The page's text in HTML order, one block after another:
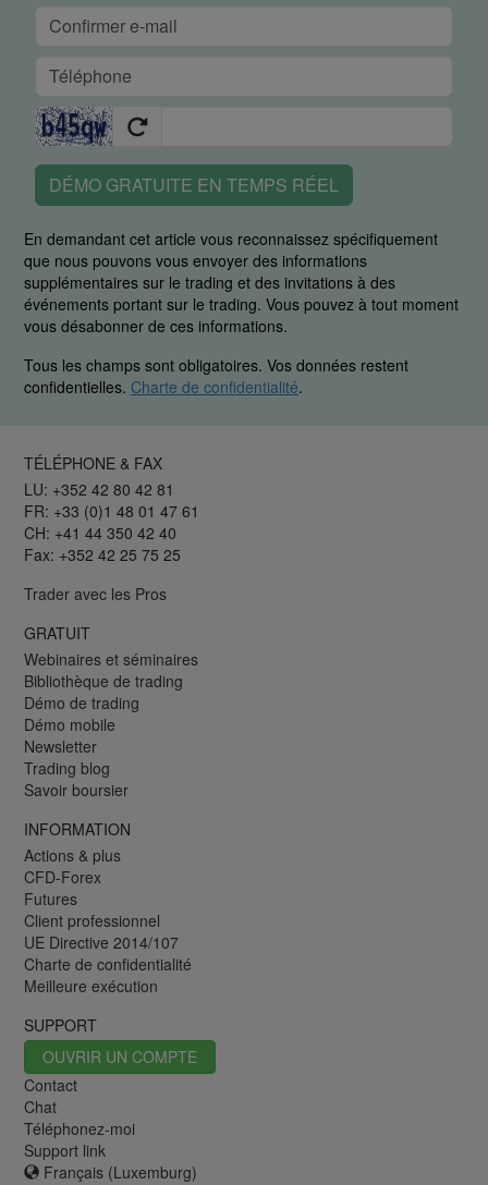
DÉMO GRATUITE EN TEMPS RÉEL
En demandant cet article vous reconnaissez spécifiquement
que nous pouvons vous envoyer des informations
supplémentaires sur le trading et des invitations à des
événements portant sur le trading. Vous pouvez à tout moment
vous désabonner de ces informations.
Tous les champs sont obligatoires. Vos données restent
confidentielles. Charte de confidentialité.
TÉLÉPHONE & FAX
LU: +352 42 80 42 81
FR: +33 (0)1 48 01 47 61
CH: +41 44 350 42 40
Fax: +352 42 25 75 25
Trader avec les Pros
GRATUIT
Webinaires et séminaires
Bibliothèque de trading
Démo de trading
Démo mobile
Newsletter
Trading blog
Savoir boursier
INFORMATION
Actions & plus
CFD-Forex
Futures
Client professionnel
UE Directive 2014/107
Charte de confidentialité
Meilleure exécution
SUPPORT
OUVRIR UN COMPTE
Contact
Chat
Téléphonez-moi
Support link
Français (Luxemburg)